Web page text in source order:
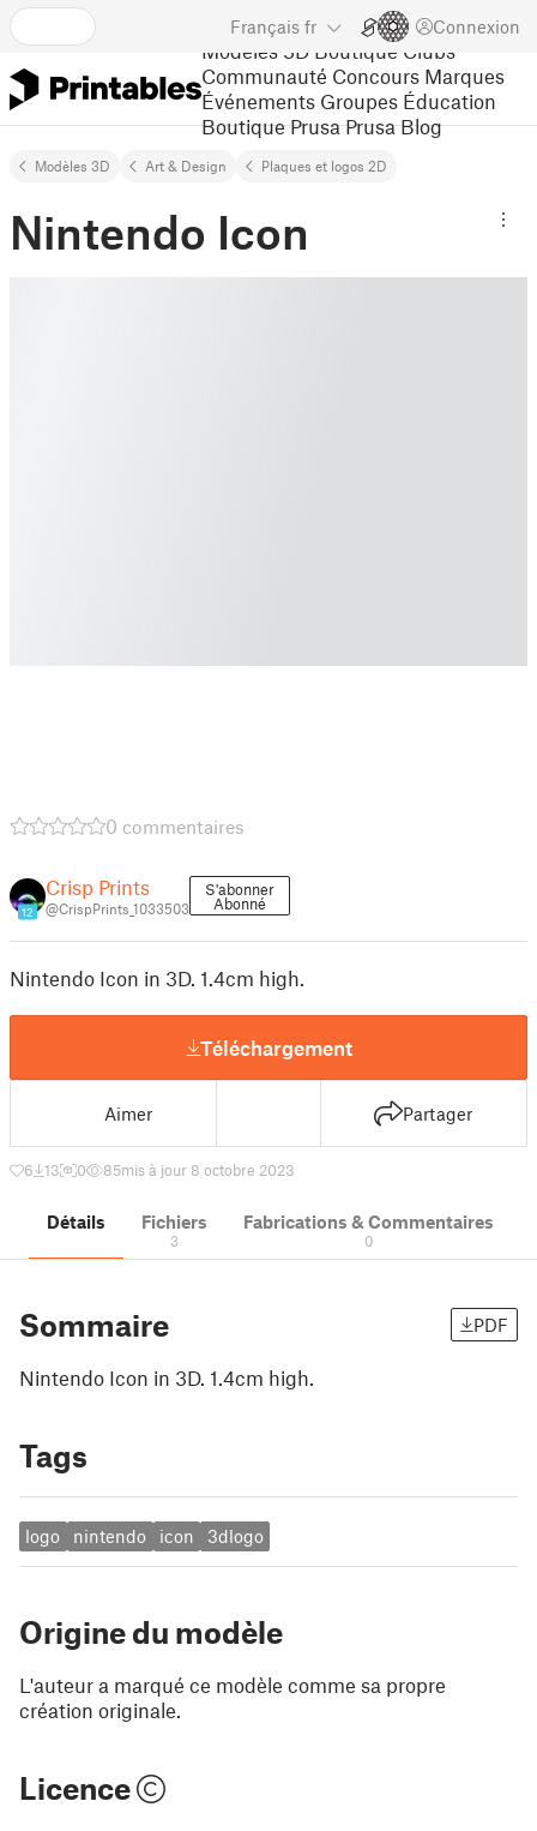
Français fr Connexion
Modèles 3D Boutique Clubs
Communauté Concours Marques
Événements Groupes Éducation
Boutique Prusa Prusa Blog
Modèles 3D Art & Design Plaques et logos 2D
Nintendo Icon
0 commentaires
12
Crisp Prints
@CrispPrints_1033503
S'abonner
Abonné
Nintendo Icon in 3D. 1.4cm high.
Téléchargement
Aimer Partager
6 13 0 85mis à jour 8 octobre 2023
Détails Fichiers
3
Fabrications & Commentaires
0
Sommaire PDF
Nintendo Icon in 3D. 1.4cm high.
Tags
logo nintendo icon 3dlogo
Origine du modèle
L'auteur a marqué ce modèle comme sa propre
création originale.
Licence